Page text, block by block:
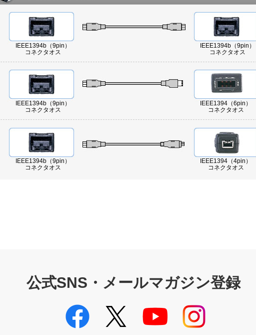
IEEE1394b（9pin）
コネクタオス
IEEE1394b（9pin）
コネクタオス
IEEE1394b（9pin）
コネクタオス
IEEE1394（6pin）
コネクタオス
IEEE1394b（9pin）
コネクタオス
IEEE1394（4pin）
コネクタオス
公式SNS・メールマガジン登録